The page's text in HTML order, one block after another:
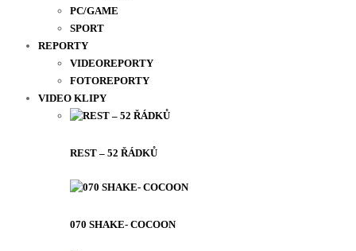
PC/GAME
SPORT
REPORTY
VIDEOREPORTY
FOTOREPORTY
VIDEO KLIPY
REST – 52 ŘÁDKŮ
070 SHAKE- COCOON